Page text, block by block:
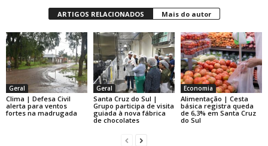
ARTIGOS RELACIONADOS Mais do autor
Geral
Clima | Defesa Civil
alerta para ventos
fortes na madrugada
Geral
Santa Cruz do Sul |
Grupo participa de visita
guiada à nova fábrica
de chocolates
Economia
Alimentação | Cesta
básica registra queda
de 6,3% em Santa Cruz
do Sul